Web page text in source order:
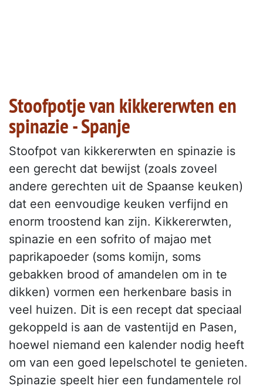
Stoofpotje van kikkererwten en
spinazie - Spanje
Stoofpot van kikkererwten en spinazie is
een gerecht dat bewijst (zoals zoveel
andere gerechten uit de Spaanse keuken)
dat een eenvoudige keuken verfijnd en
enorm troostend kan zijn. Kikkererwten,
spinazie en een sofrito of majao met
paprikapoeder (soms komijn, soms
gebakken brood of amandelen om in te
dikken) vormen een herkenbare basis in
veel huizen. Dit is een recept dat speciaal
gekoppeld is aan de vastentijd en Pasen,
hoewel niemand een kalender nodig heeft
om van een goed lepelschotel te genieten.
Spinazie speelt hier een fundamentele rol